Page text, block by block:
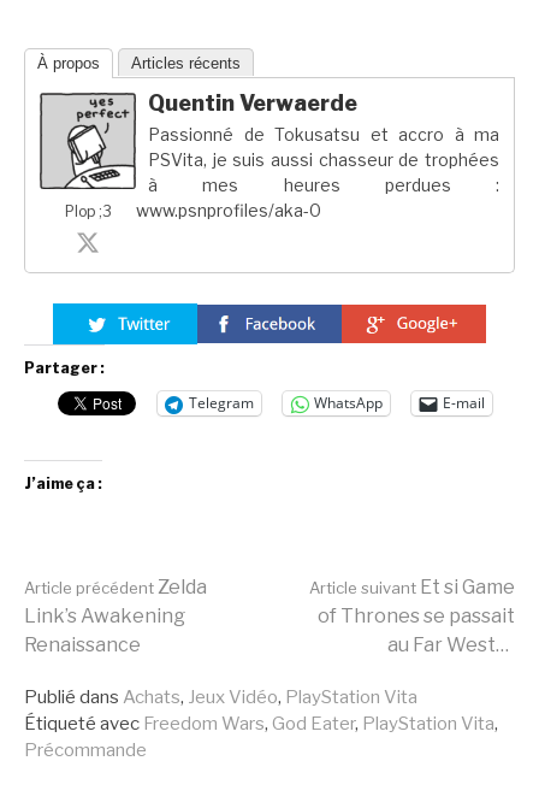
À propos Articles récents
Plop ;3
Quentin Verwaerde
Passionné de Tokusatsu et accro à ma
PSVita, je suis aussi chasseur de trophées
à mes heures perdues :
www.psnprofiles/aka-0
Partager :
Telegram WhatsApp E-mail
J’aime ça :
Lire
la
suite
Article précédent Zelda
Link’s Awakening
Renaissance
Article suivant Et si Game
of Thrones se passait
au Far West…
Publié dans Achats, Jeux Vidéo, PlayStation Vita
Étiqueté avec Freedom Wars, God Eater, PlayStation Vita,
Précommande